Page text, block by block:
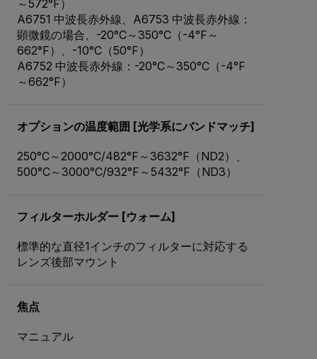
～572°F）
A6751 中波長赤外線、A6753 中波長赤外線：
顕微鏡の場合、-20°C～350°C（-4°F～
662°F）、-10°C（50°F）
A6752 中波長赤外線：-20°C～350°C（-4°F
～662°F）
オプションの温度範囲 [光学系にバンドマッチ]
250°C～2000°C/482°F～3632°F（ND2）、
500°C～3000°C/932°F～5432°F（ND3）
フィルターホルダー [ウォーム]
標準的な直径1インチのフィルターに対応する
レンズ後部マウント
焦点
マニュアル